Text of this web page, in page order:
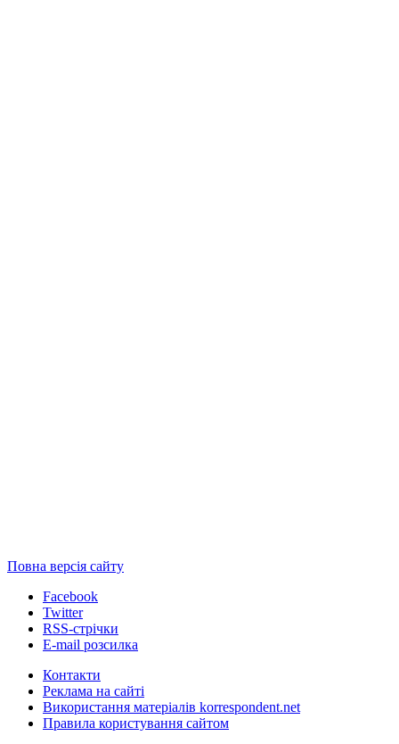
Повна версія сайту
Facebook
Twitter
RSS-стрічки
E-mail розсилка
Контакти
Реклама на сайті
Використання матеріалів korrespondent.net
Правила користування сайтом